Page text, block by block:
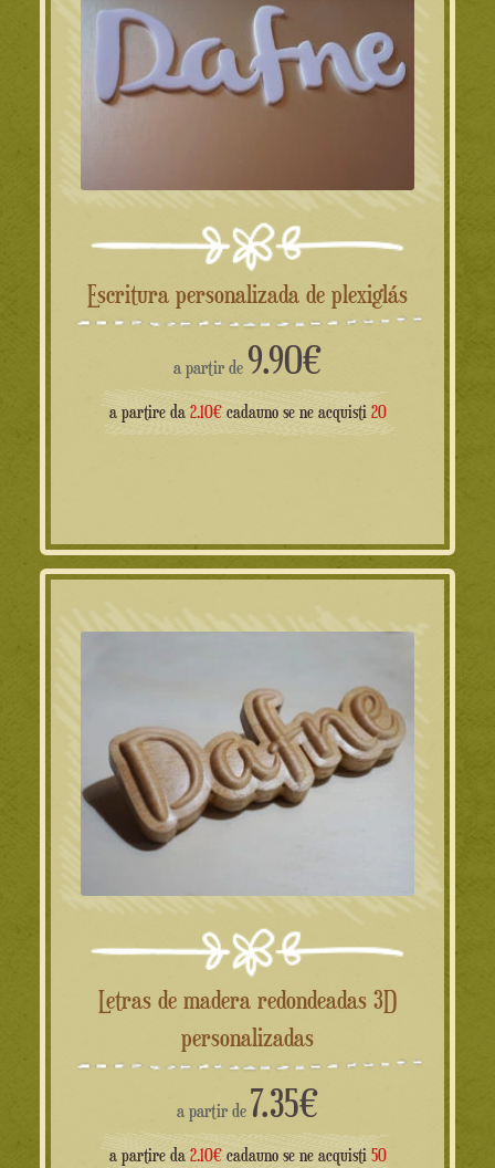
Escritura personalizada de plexiglás
a partir de 9.90€
a partire da 2.10€cadauno se ne acquisti 20
Letras de madera redondeadas 3D
personalizadas
a partir de 7.35€
a partire da 2.10€cadauno se ne acquisti 50